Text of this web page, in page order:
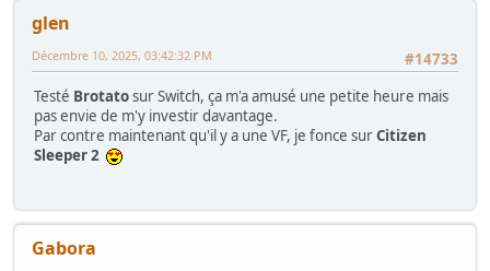
glen
#14733
Décembre 10, 2025, 03:42:32 PM
Testé Brotatosur Switch, ça m'a amusé une petite heure mais
pas envie de m'y investir davantage.
Par contre maintenant qu'il y a une VF, je fonce surCitizen
Sleeper 2
Gabora